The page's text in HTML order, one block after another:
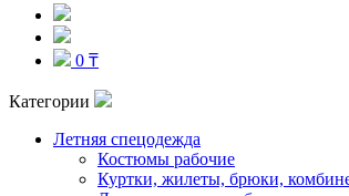
0 ₸
Категории
Летняя спецодежда
Костюмы рабочие
Куртки, жилеты, брюки,